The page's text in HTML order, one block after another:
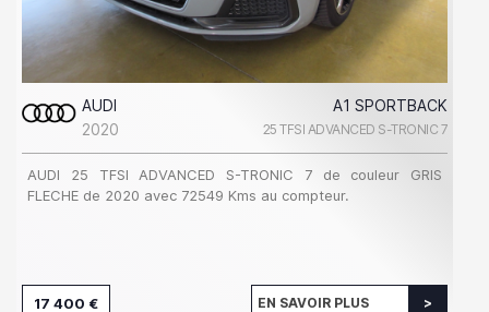
AUDI
A1 SPORTBACK
2020
25 TFSI ADVANCED S-TRONIC 7
AUDI 25 TFSI ADVANCED S-TRONIC 7 de couleur GRIS
FLECHE de 2020 avec 72549 Kms au compteur.
17 400 € EN SAVOIR PLUS